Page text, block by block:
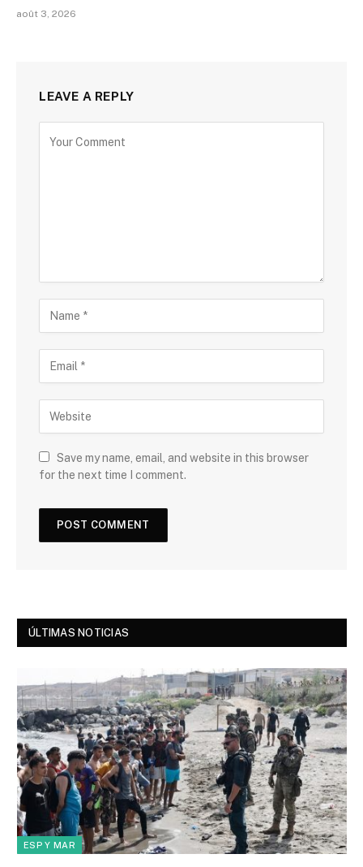
août 3, 2026
LEAVE A REPLY
Save my name, email, and website in this browser
for the next time I comment.
ÚLTIMAS NOTICIAS
ESP Y MAR